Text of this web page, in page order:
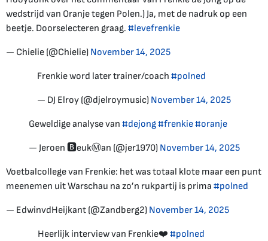
wedstrijd van Oranje tegen Polen.) Ja, met de nadruk op een
beetje. Doorselecteren graag. #levefrenkie
— Chielie (@Chielie) November 14, 2025
Frenkie word later trainer/coach #polned
— DJ Elroy (@djelroymusic) November 14, 2025
Geweldige analyse van #dejong#frenkie#oranje
— Jeroen 🅱️eukⓂ️an (@jer1970) November 14, 2025
Voetbalcollege van Frenkie: het was totaal klote maar een punt
meenemen uit Warschau na zo’n rukpartij is prima #polned
— EdwinvdHeijkant (@Zandberg2) November 14, 2025
Heerlijk interview van Frenkie❤️ #polned